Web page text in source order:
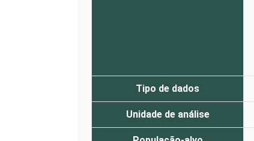
Tipo de dados
Unidade de análise